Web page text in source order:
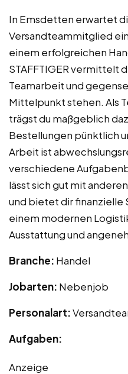
In Emsdetten erwartet
Versandteammitglied
einem erfolgreichen
STAFFTIGER vermittelt
Teamarbeit und
Mittelpunkt stehen. Als
trägst du maßgeblich
Bestellungen pünktlich
Arbeit ist
verschiedene
lässt sich gut mit
und bietet dir finanzielle
einem modernen
Ausstattung und
Branche: Handel
Jobarten: Nebenjob
Personalart:
Aufgaben:
Anzeige